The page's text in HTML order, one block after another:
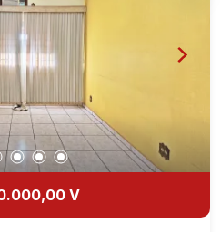
em Venda, Locação e
V